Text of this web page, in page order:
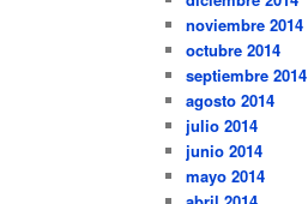
noviembre 2014
octubre 2014
septiembre 2014
agosto 2014
julio 2014
junio 2014
mayo 2014